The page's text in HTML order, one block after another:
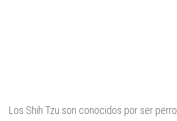
Los Shih Tzu son conocidos por ser